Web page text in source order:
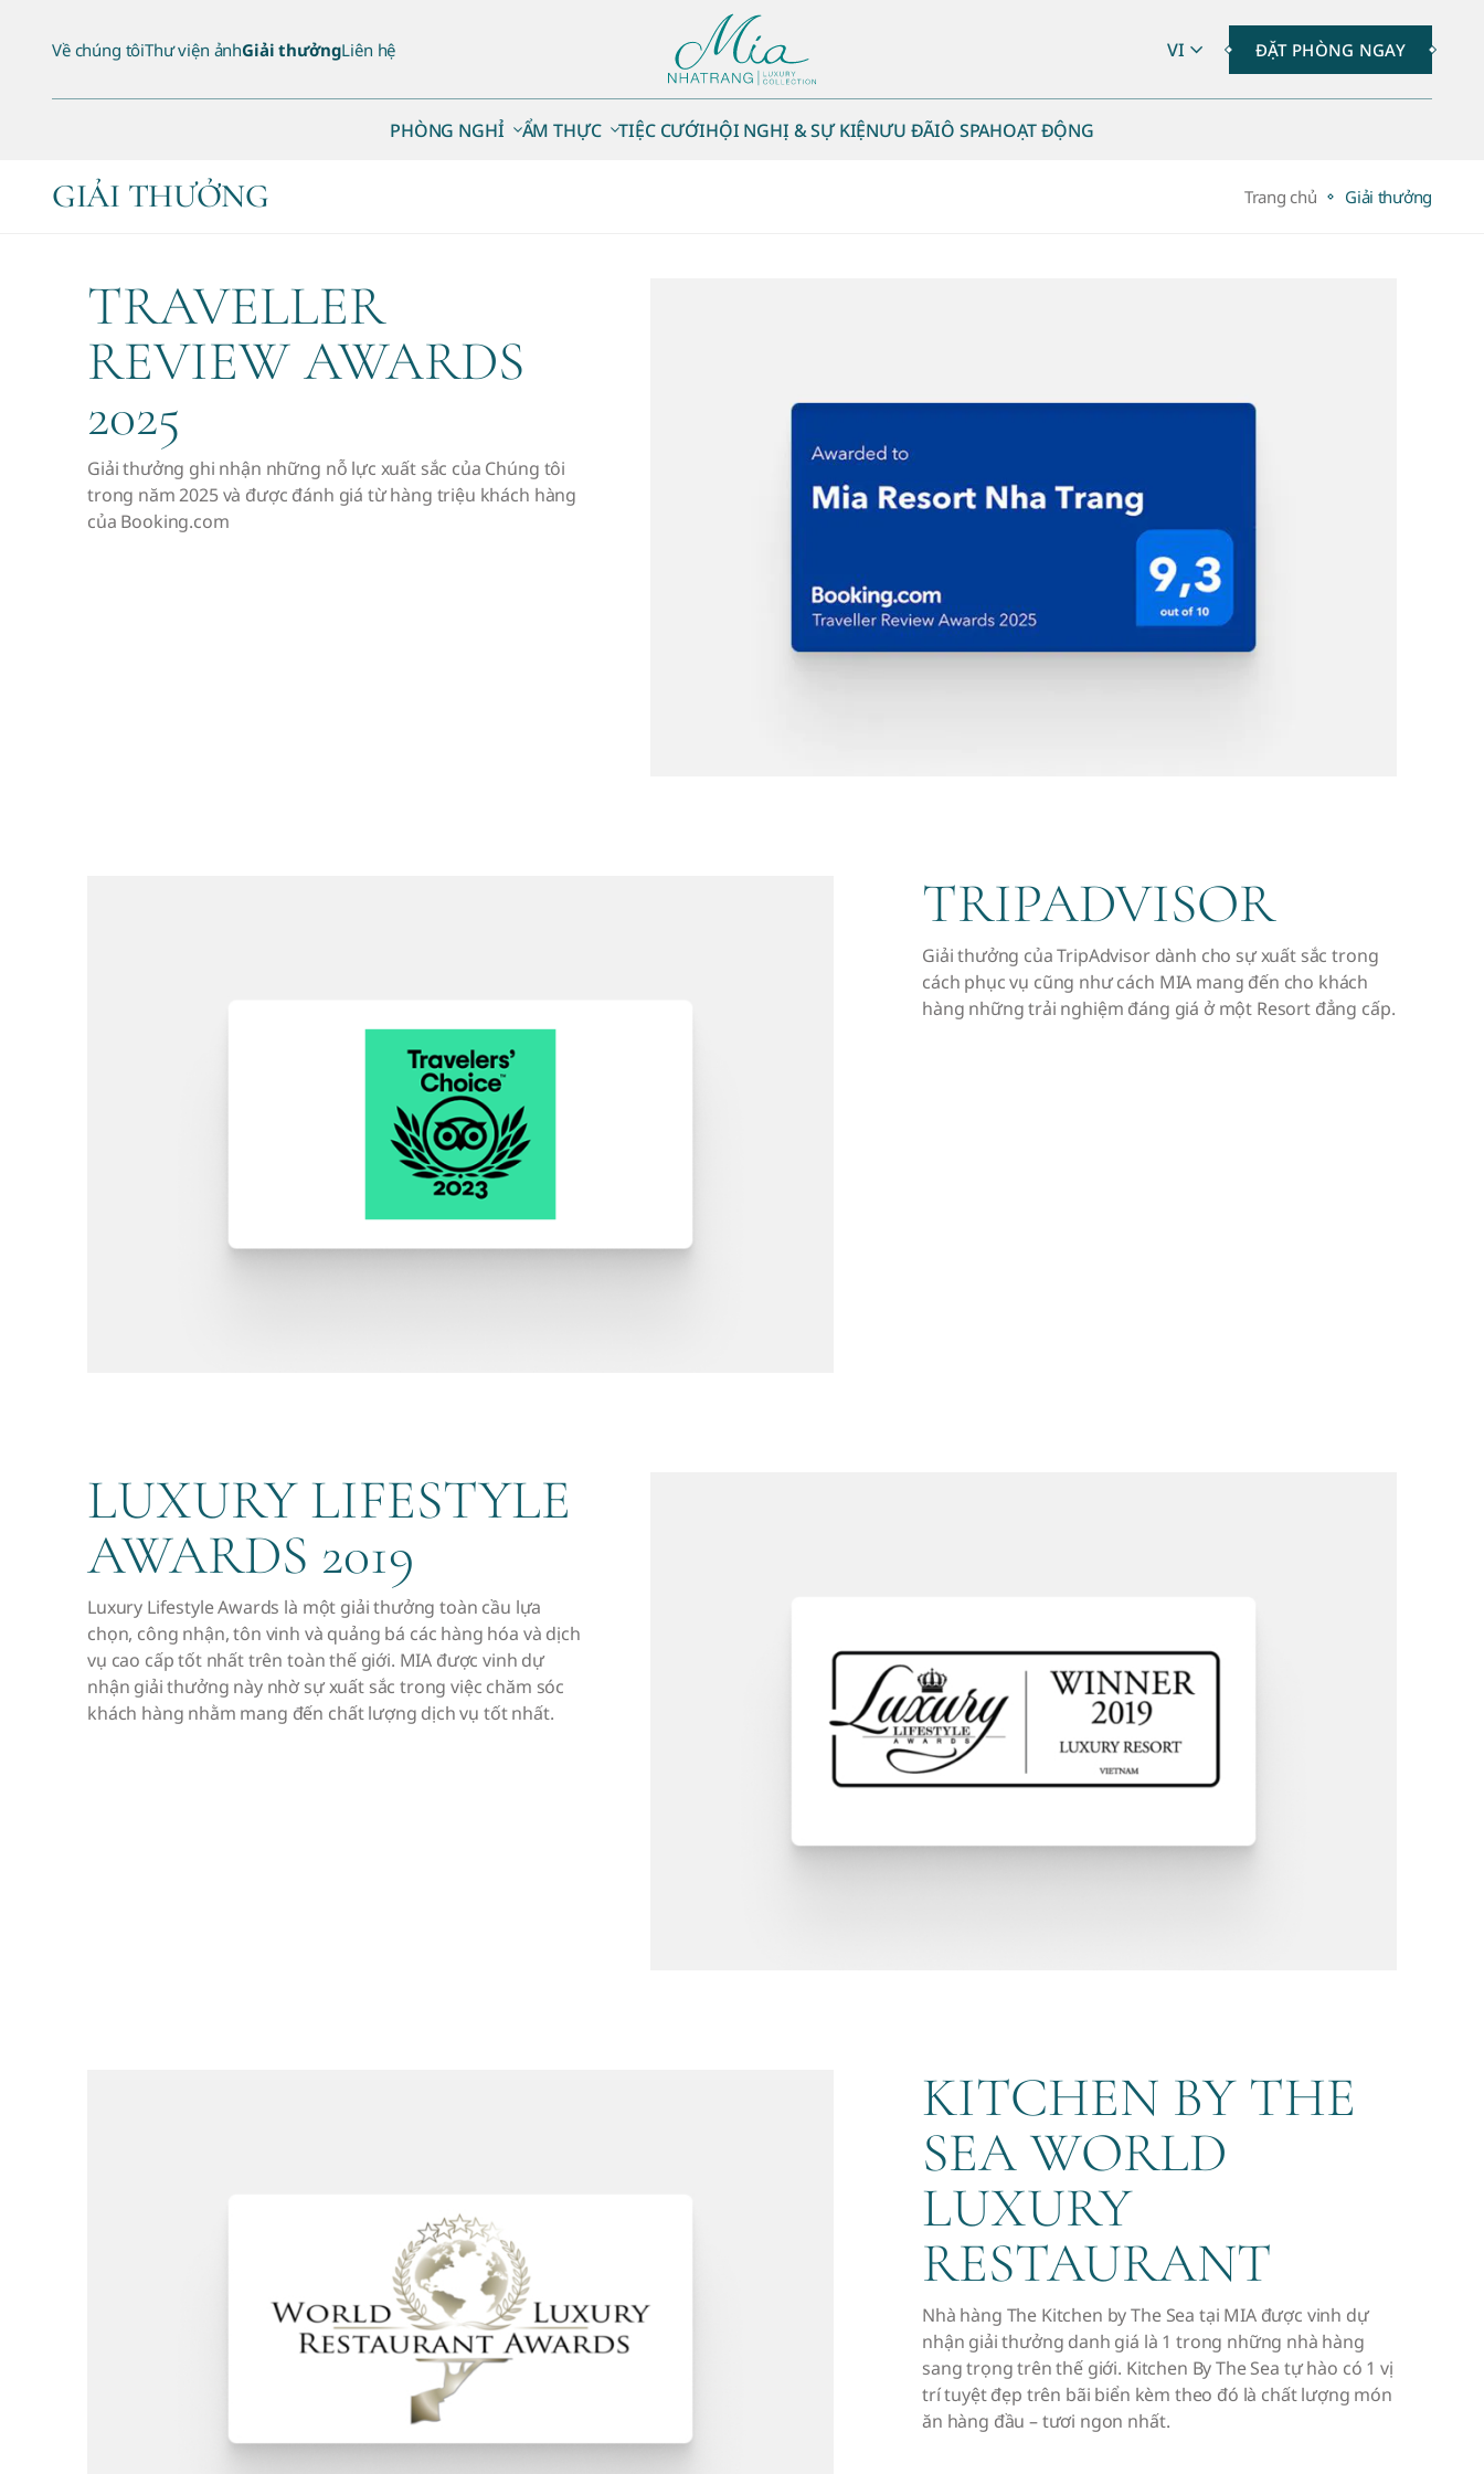
Về chúng tôiThư viện ảnhGiải thưởngLiên hệ VI ĐẶT PHÒNG NGAY
PHÒNG NGHỈ ẨM THỰC TIỆC CƯỚIHỘI NGHỊ & SỰ KIỆNƯU ĐÃIÔ SPAHOẠT ĐỘNG
GIẢI THƯỞNG Trang chủ Giải thưởng
TRAVELLER
REVIEW AWARDS
2025
Giải thưởng ghi nhận những nỗ lực xuất sắc của Chúng tôi
trong năm 2025 và được đánh giá từ hàng triệu khách hàng
của Booking.com
TRIPADVISOR
Giải thưởng của TripAdvisor dành cho sự xuất sắc trong
cách phục vụ cũng như cách MIA mang đến cho khách
hàng những trải nghiệm đáng giá ở một Resort đẳng cấp.
LUXURY LIFESTYLE
AWARDS 2019
Luxury Lifestyle Awards là một giải thưởng toàn cầu lựa
chọn, công nhận, tôn vinh và quảng bá các hàng hóa và dịch
vụ cao cấp tốt nhất trên toàn thế giới. MIA được vinh dự
nhận giải thưởng này nhờ sự xuất sắc trong việc chăm sóc
khách hàng nhằm mang đến chất lượng dịch vụ tốt nhất.
KITCHEN BY THE
SEA WORLD
LUXURY
RESTAURANT
Nhà hàng The Kitchen by The Sea tại MIA được vinh dự
nhận giải thưởng danh giá là 1 trong những nhà hàng
sang trọng trên thế giới. Kitchen By The Sea tự hào có 1 vị
trí tuyệt đẹp trên bãi biển kèm theo đó là chất lượng món
ăn hàng đầu – tươi ngon nhất.